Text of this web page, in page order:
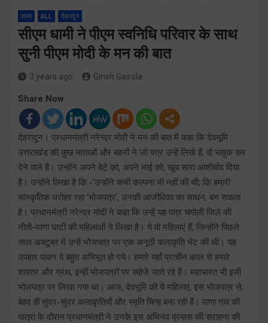
राज्य ALL देहरादून
सीएम धामी ने पीएम स्वनिधि परिवार के साथ
सुनी पीएम मोदी के मन की बात
3 years ago Girish Gairola
Share Now
देहरादून। प्रधानमंत्री नरेन्द्र मोदी ने मन की बात में कहा कि देवभूमि
उत्तराखंड की कुछ माताओं और बहनों ने जो पत्र उन्हें लिखे हैं, वो भावुक कर
देने वाले हैं। उन्होंने अपने बेटे को, अपने भाई को, खूब सारा आशीर्वाद दिया
है। उन्होंने लिखा है कि -‘उन्होंने कभी कल्पना भी नहीं की थी, कि हमारी
सांस्कृतिक धरोहर रहा ‘भोजपत्र’, उनकी आजीविका का साधन, बन सकता
है। प्रधानमंत्री नरेन्द्र मोदी ने कहा कि उन्हें यह पत्र चमोली जिले की
नीती-माणा घाटी की महिलाओं ने लिखा है। ये वो महिलाएं हैं, जिन्होंने पिछले
साल अक्टूबर में उन्हें भोजपत्र पर एक अनूठी कलाकृति भेंट की थी। यह
उपहार पाकर वे बहुत अभिभूत हो गये। हमारे यहाँ प्राचीन काल से हमारे
शास्त्र और ग्रंथ, इन्हीं भोजपत्रों पर सहेजे जाते रहे हैं। महाभारत भी इसी
भोजपत्र पर लिखा गया था। आज, देवभूमि की ये महिलाएं, इस भोजपत्र से,
बेहद ही सुंदर-सुंदर कलाकृतियाँ और स्मृति चिन्ह बना रही हैं। माणा गांव की
यात्रा के दौरान प्रधानमंत्री ने उनके इस अभिनव प्रयास की सराहना की